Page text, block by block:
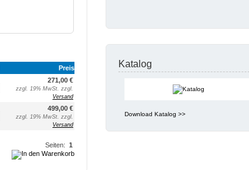
Preis
271,00 €
zzgl. 19% MwSt. zzgl.
Versand
499,00 €
zzgl. 19% MwSt. zzgl.
Versand
Seiten: 1
Katalog
Download Katalog >>